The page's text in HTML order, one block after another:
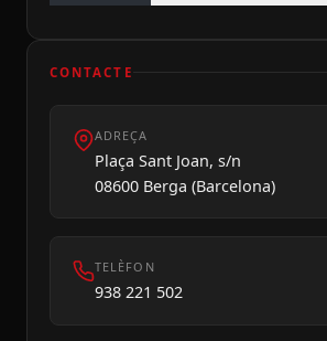
CONTACTE
ADREÇA
Plaça Sant Joan, s/n
08600 Berga (Barcelona)
TELÈFON
938 221 502